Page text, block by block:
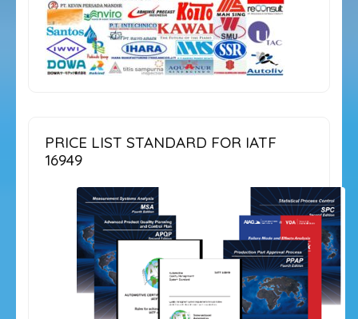
PRICE LIST STANDARD FOR IATF
16949